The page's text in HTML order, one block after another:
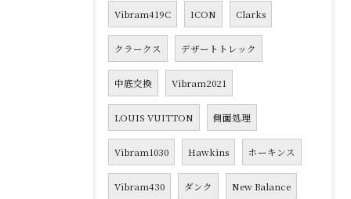
Vibram419C ICON Clarks
クラークス デザートトレック
中底交換 Vibram2021
LOUIS VUITTON 側面処理
Vibram1030 Hawkins ホーキンス
Vibram430 ダンク New Balance